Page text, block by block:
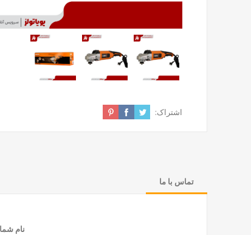
اشتراک:
تماس با ما
نام شما